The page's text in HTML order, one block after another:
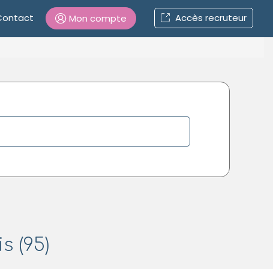
Mon compte Accès recruteur
Mot de passe oublié ?
(95)